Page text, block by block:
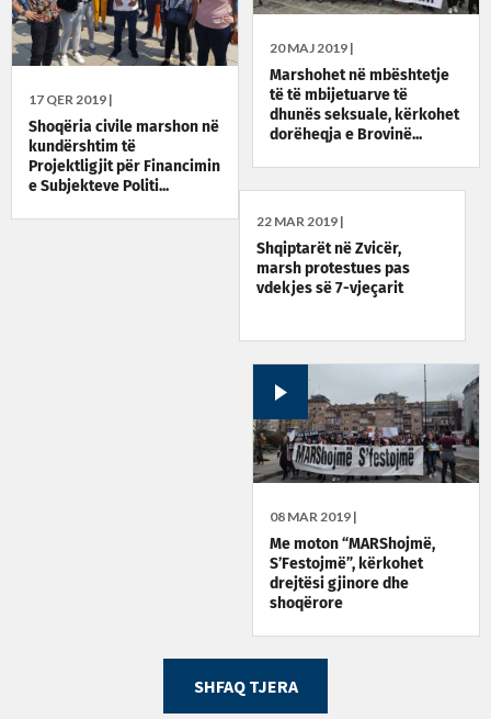
17 QER 2019 |
Shoqëria civile marshon në
kundërshtim të
Projektligjit për Financimin
e Subjekteve Politi...
20 MAJ 2019 |
Marshohet në mbështetje
të të mbijetuarve të
dhunës seksuale, kërkohet
dorëheqja e Brovinë...
22 MAR 2019 |
Shqiptarët në Zvicër,
marsh protestues pas
vdekjes së 7-vjeçarit
08 MAR 2019 |
Me moton “MARShojmë,
S’Festojmë”, kërkohet
drejtësi gjinore dhe
shoqërore
SHFAQ TJERA